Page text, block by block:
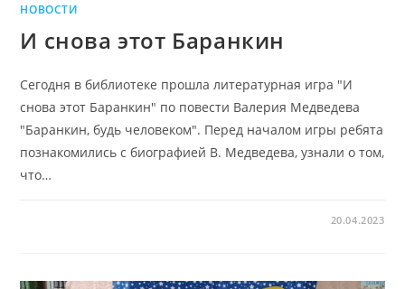
НОВОСТИ
И снова этот Баранкин
Сегодня в библиотеке прошла литературная игра "И
снова этот Баранкин" по повести Валерия Медведева
"Баранкин, будь человеком". Перед началом игры ребята
познакомились с биографией В. Медведева, узнали о том,
что…
20.04.2023